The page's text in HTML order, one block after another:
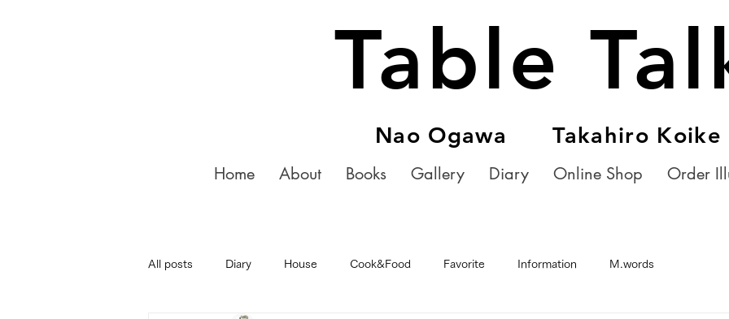
Table
Nao Ogawa Takahiro Koike
Home About Books Gallery Diary Online Shop Order
All posts Diary House Cook&Food Favorite Information M.words